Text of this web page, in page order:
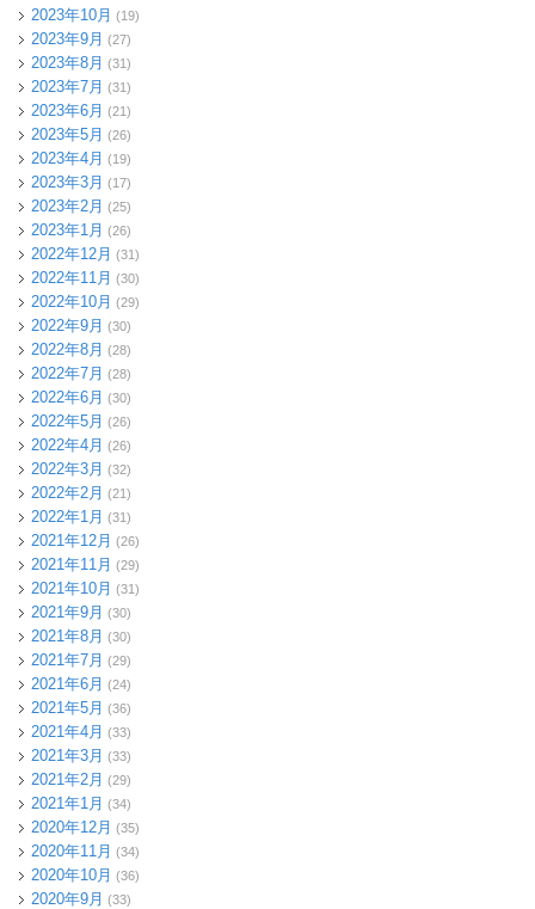
2023年10月 (19)
2023年9月 (27)
2023年8月 (31)
2023年7月 (31)
2023年6月 (21)
2023年5月 (26)
2023年4月 (19)
2023年3月 (17)
2023年2月 (25)
2023年1月 (26)
2022年12月 (31)
2022年11月 (30)
2022年10月 (29)
2022年9月 (30)
2022年8月 (28)
2022年7月 (28)
2022年6月 (30)
2022年5月 (26)
2022年4月 (26)
2022年3月 (32)
2022年2月 (21)
2022年1月 (31)
2021年12月 (26)
2021年11月 (29)
2021年10月 (31)
2021年9月 (30)
2021年8月 (30)
2021年7月 (29)
2021年6月 (24)
2021年5月 (36)
2021年4月 (33)
2021年3月 (33)
2021年2月 (29)
2021年1月 (34)
2020年12月 (35)
2020年11月 (34)
2020年10月 (36)
2020年9月 (33)